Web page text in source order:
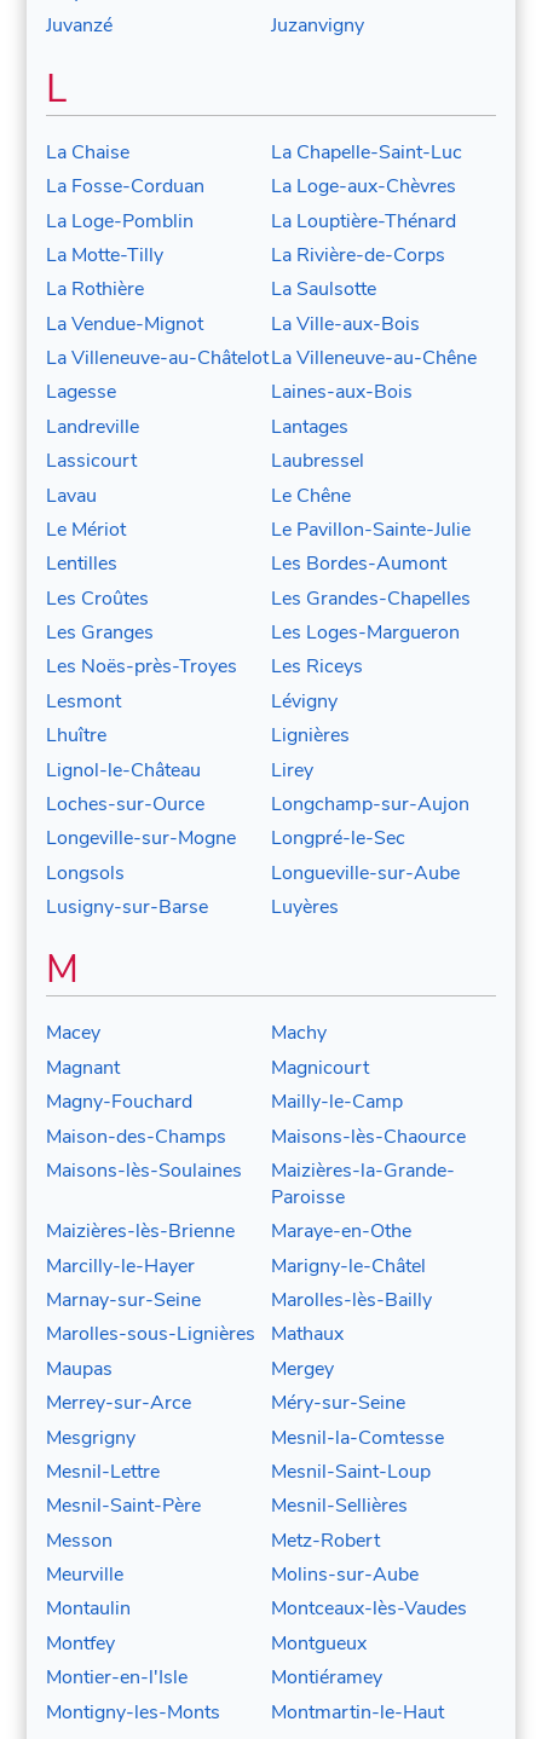
Juvanzé
Juzanvigny
L
La Chaise
La Chapelle-Saint-Luc
La Fosse-Corduan
La Loge-aux-Chèvres
La Loge-Pomblin
La Louptière-Thénard
La Motte-Tilly
La Rivière-de-Corps
La Rothière
La Saulsotte
La Vendue-Mignot
La Ville-aux-Bois
La Villeneuve-au-ChâtelotLa Villeneuve-au-Chêne
Lagesse
Laines-aux-Bois
Landreville
Lantages
Lassicourt
Laubressel
Lavau
Le Chêne
Le Mériot
Le Pavillon-Sainte-Julie
Lentilles
Les Bordes-Aumont
Les Croûtes
Les Grandes-Chapelles
Les Granges
Les Loges-Margueron
Les Noës-près-Troyes
Les Riceys
Lesmont
Lévigny
Lhuître
Lignières
Lignol-le-Château
Lirey
Loches-sur-Ource
Longchamp-sur-Aujon
Longeville-sur-Mogne
Longpré-le-Sec
Longsols
Longueville-sur-Aube
Lusigny-sur-Barse
Luyères
M
Macey
Machy
Magnant
Magnicourt
Magny-Fouchard
Mailly-le-Camp
Maison-des-Champs
Maisons-lès-Chaource
Maisons-lès-Soulaines
Maizières-la-Grande-
Paroisse
Maizières-lès-Brienne
Maraye-en-Othe
Marcilly-le-Hayer
Marigny-le-Châtel
Marnay-sur-Seine
Marolles-lès-Bailly
Marolles-sous-Lignières
Mathaux
Maupas
Mergey
Merrey-sur-Arce
Méry-sur-Seine
Mesgrigny
Mesnil-la-Comtesse
Mesnil-Lettre
Mesnil-Saint-Loup
Mesnil-Saint-Père
Mesnil-Sellières
Messon
Metz-Robert
Meurville
Molins-sur-Aube
Montaulin
Montceaux-lès-Vaudes
Montfey
Montgueux
Montier-en-l'Isle
Montiéramey
Montigny-les-Monts
Montmartin-le-Haut